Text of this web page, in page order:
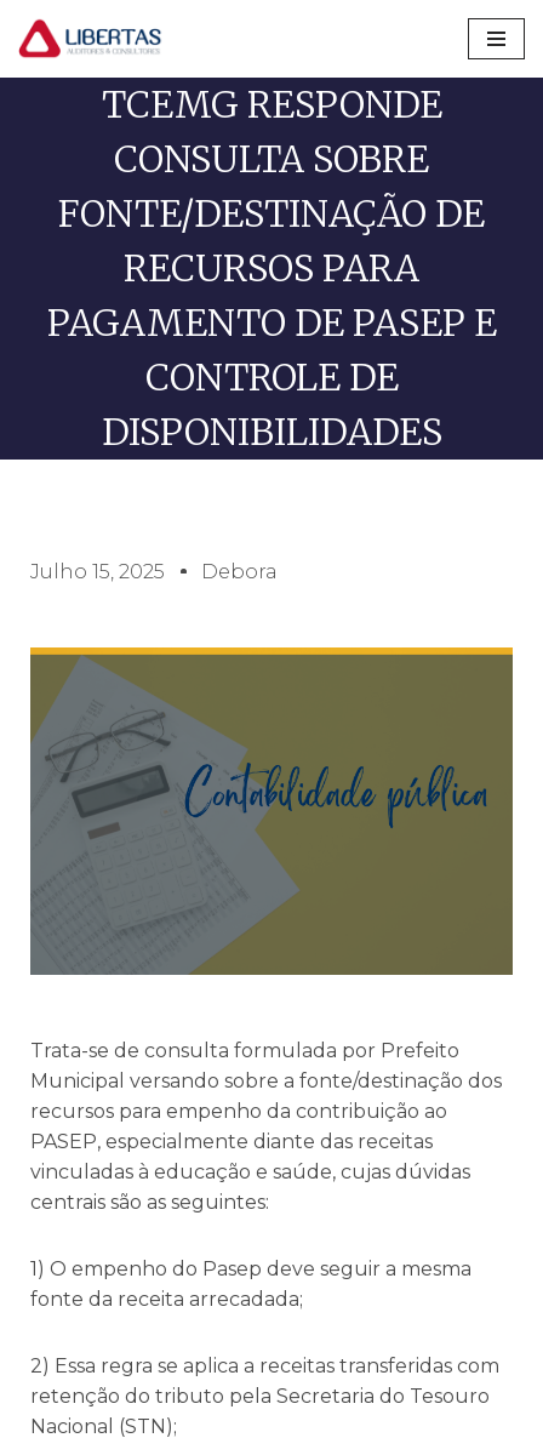
Pular
TCEMG RESPONDE
CONSULTA SOBRE
FONTE/DESTINAÇÃO DE
RECURSOS PARA
PAGAMENTO DE PASEP E
CONTROLE DE
DISPONIBILIDADES
Julho 15, 2025 Debora
Trata-se de consulta formulada por Prefeito
Municipal versando sobre a fonte/destinação dos
recursos para empenho da contribuição ao
PASEP, especialmente diante das receitas
vinculadas à educação e saúde, cujas dúvidas
centrais são as seguintes:
1) O empenho do Pasep deve seguir a mesma
fonte da receita arrecadada;
2) Essa regra se aplica a receitas transferidas com
retenção do tributo pela Secretaria do Tesouro
Nacional (STN);